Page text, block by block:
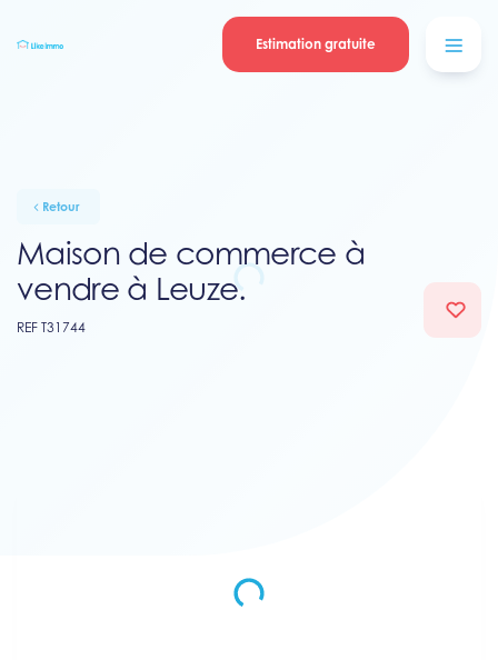
Estimation gratuite
Retour
Maison de commerce à
vendre à Leuze.
REF T31744